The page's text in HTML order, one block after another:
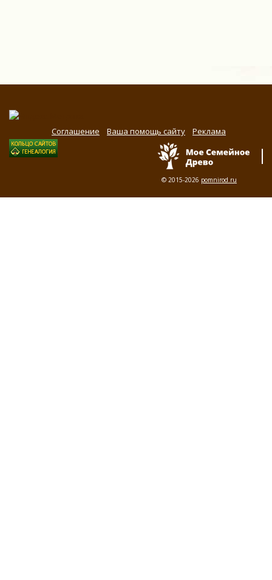
Соглашение Ваша помощь сайту Реклама
© 2015-2026 pomnirod.ru